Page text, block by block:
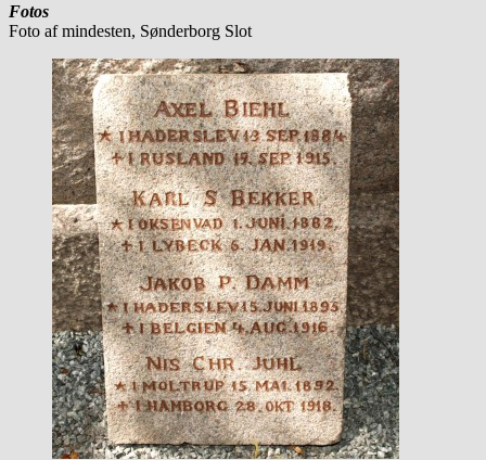
Fotos
Foto af mindesten, Sønderborg Slot